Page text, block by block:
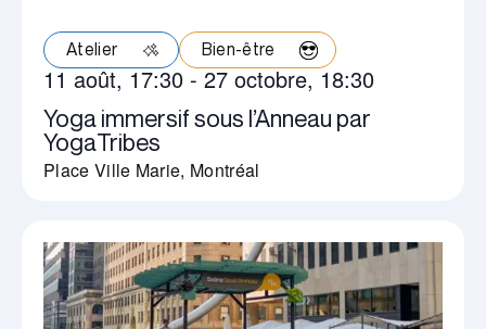
Yoga immersif sous l’Anneau par
YogaTribes
11 août, 17:30 -27 octobre, 18:30
Place Ville Marie, Montréal
Atelier Bien-être